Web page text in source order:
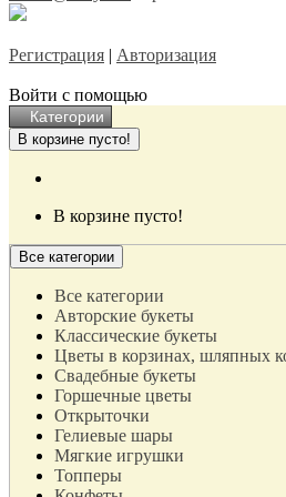
Регистрация | Авторизация
Войти с помощью
Категории
В корзине пусто!
В корзине пусто!
Все категории
Все категории
Авторские букеты
Классические букеты
Цветы в корзинах, шляпных
Свадебные букеты
Горшечные цветы
Открыточки
Гелиевые шары
Мягкие игрушки
Топперы